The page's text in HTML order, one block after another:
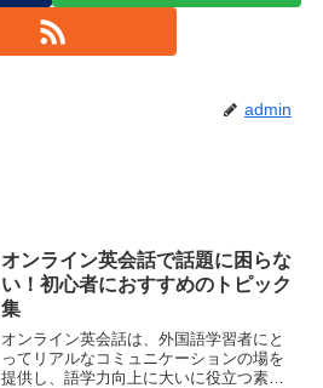
admin
オンライン英会話で話題に困らな
い！初心者におすすめのトピック
集
オンライン英会話は、外国語学習者にと
ってリアルなコミュニケーションの場を
提供し、語学力向上に大いに役立つ素晴